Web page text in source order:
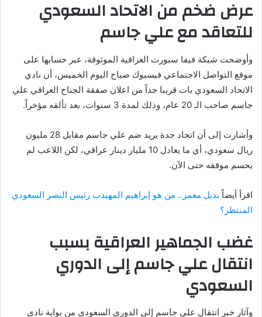
عرض ضخم من الاتحاد السعودي
للتعاقد مع علي جاسم
وأوضحت شبكة فيفا سبورت العراقية الموثوقة، عبر حسابها على
موقع التواصل الاجتماعي فيسبوك صباح اليوم الخميس، أن نادي
الاتحاد السعودي بات قريبا جداً من اعلان صفقة الجناح العراقي علي
جاسم صاحب الـ 20 عام، وذلك لمدة 3 سنوات، بعد تألقه مؤخراً.
وأشارت إلى أن اتحاد جدة يريد ضم علي جاسم مقابل 28 مليون
ريال سعودي، أي ما يعادل 10 مليار دينار عراقي، لكن اللاعب لم
يحسم موقفه حتى الآن.
اقرأ أيضاً بديل معمر.. من هو إبراهيم المهيدب رئيس النصر السعودي
المنتظر؟
غضب الجماهير العراقية بسبب
انتقال علي جاسم إلى الدوري
السعودي
وآثار خبر انتقال علي جاسم إلى الدوري السعودي من بوابة نادي